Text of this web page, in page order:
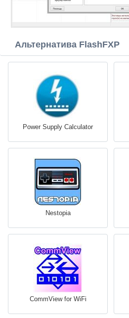
Альтернатива FlashFXP
Power Supply Calculator
Nestopia
CommView for WiFi